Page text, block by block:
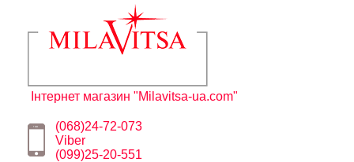
Інтернет магазин "Milavitsa-ua.com"
(068)24-72-073
Viber
(099)25-20-551